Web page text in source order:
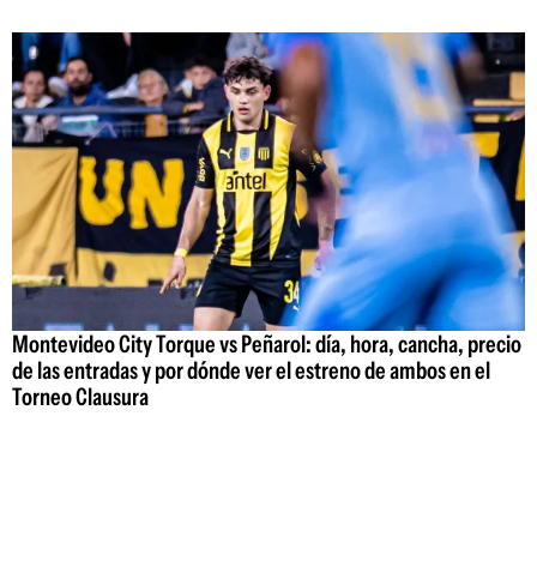
Montevideo City Torque vs Peñarol: día, hora, cancha, precio
de las entradas y por dónde ver el estreno de ambos en el
Torneo Clausura